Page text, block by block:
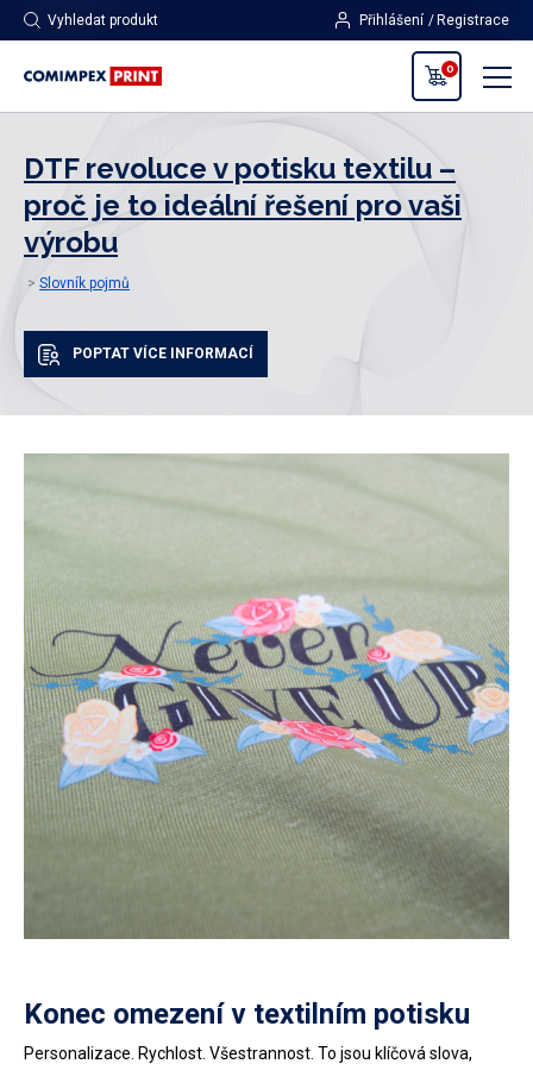
Vyhledat produkt Přihlášení Registrace
0
DTF revoluce v potisku textilu –
proč je to ideální řešení pro vaši
výrobu
Slovník pojmů
POPTAT VÍCE INFORMACÍ
Konec omezení v textilním potisku
Personalizace. Rychlost. Všestrannost. To jsou klíčová slova,